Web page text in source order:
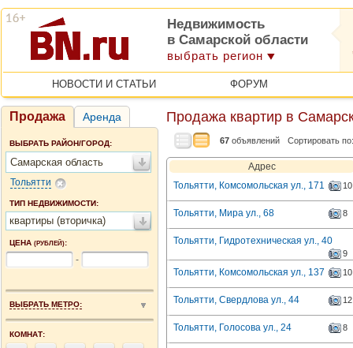
Недвижимость
в Самарской области
выбрать регион
НОВОСТИ И СТАТЬИ ФОРУМ
Продажа Аренда
ВЫБРАТЬ РАЙОН/ГОРОД:
Самарская область
Тольятти
ТИП НЕДВИЖИМОСТИ:
квартиры (вторичка)
ЦЕНА (РУБЛЕЙ):
-
ВЫБРАТЬ МЕТРО:
КОМНАТ:
Продажа квартир в
67 объявлений Сортировать
Адрес
Тольятти, Комсомольская ул., 171
10
Тольятти, Мира ул., 68 8
Тольятти, Гидротехническая ул., 40
9
Тольятти, Комсомольская ул., 137 10
Тольятти, Свердлова ул., 44 12
Тольятти, Голосова ул., 24 8